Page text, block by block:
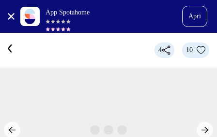
App Spotahome
Apri
4 10